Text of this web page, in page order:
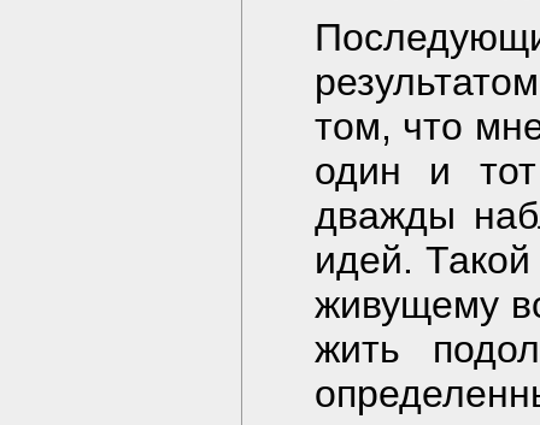
том, что
один и
дважды
идей.
живущему
жить